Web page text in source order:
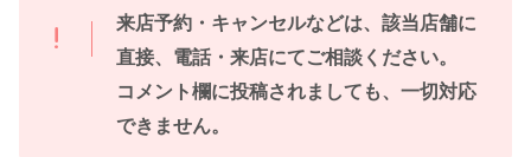
来店予約・キャンセルなどは、該当店舗に
直接、電話・来店にてご相談ください。
コメント欄に投稿されましても、一切対応
できません。